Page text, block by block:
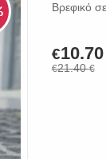
Βρεφικό
€10.70
€21.40€